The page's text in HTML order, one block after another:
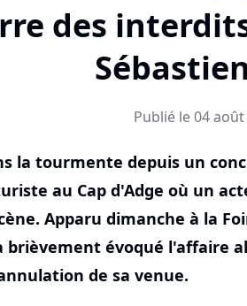
des
Publié le 04
la tourmente depuis un
au Cap d'Adge où un
Apparu dimanche à la
brièvement évoqué l'affaire
de sa venue.